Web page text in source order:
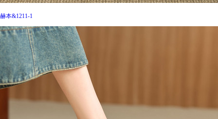
赫本&1211-1